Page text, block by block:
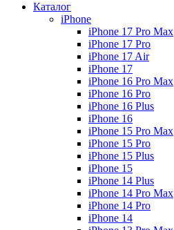
Каталог
iPhone
iPhone 17 Pro Max
iPhone 17 Pro
iPhone 17 Air
iPhone 17
iPhone 16 Pro Max
iPhone 16 Pro
iPhone 16 Plus
iPhone 16
iPhone 15 Pro Max
iPhone 15 Pro
iPhone 15 Plus
iPhone 15
iPhone 14 Plus
iPhone 14 Pro Max
iPhone 14 Pro
iPhone 14